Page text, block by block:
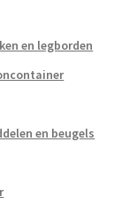
en legborden
en beugels